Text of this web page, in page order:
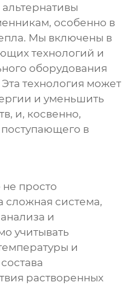
особенно в
Мы включены в
технологий и
оборудования
технология может
и уменьшить
и, косвенно,
поступающего в
не просто
сложная система,
и
учитывать
и
растворенных